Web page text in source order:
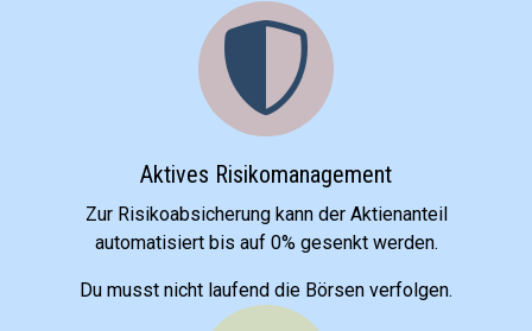
Aktives Risikomanagement
Zur Risiko­absicherung kann der Aktienanteil
automatisiert bis auf 0% gesenkt werden.
Du musst nicht laufend die Börsen verfolgen.